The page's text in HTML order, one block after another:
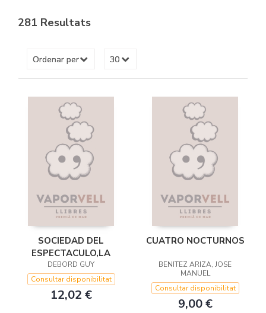
281 Resultats
SOCIEDAD DEL
ESPECTACULO,LA
DEBORD GUY
Consultar disponibilitat
12,02 €
CUATRO NOCTURNOS
BENITEZ ARIZA, JOSE
MANUEL
Consultar disponibilitat
9,00 €